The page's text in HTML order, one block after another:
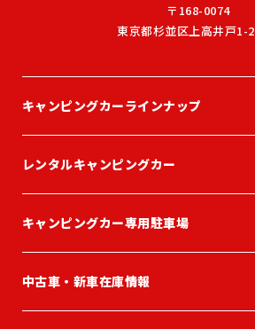
〒168-0074
東京都杉並区上高井戸1-
キャンピングカーラインナップ
レンタルキャンピングカー
キャンピングカー専用駐車場
中古車・新車在庫情報